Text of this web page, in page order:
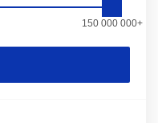
150 000 000+